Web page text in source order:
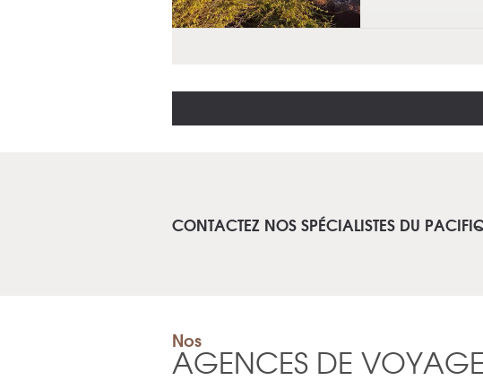
CONTACTEZ NOS SPÉCIALISTES DU
Nos
AGENCES DE VOYAGE